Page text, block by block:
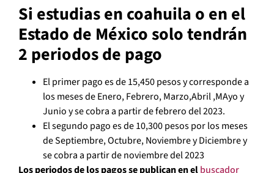
Si estudias en coahuila o en el
Estado de México solo tendrán
2 periodos de pago
El primer pago es de 15,450 pesos y corresponde a
los meses de Enero, Febrero, Marzo,Abril ,MAyo y
Junio y se cobra a partir de febrero del 2023.
El segundo pago es de 10,300 pesos por los meses
de Septiembre, Octubre, Noviembre y Diciembre y
se cobra a partir de noviembre del 2023
Los periodos de los pagos se publican en elbuscador